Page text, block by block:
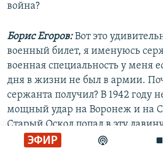
ЭФИР
война?
Борис Егоров:Вот это
военный билет, я именуюсь
военная специальность у меня
дня в жизни не был в армии.
сержанта получил? В 1942 году
мощный удар на Воронеж и на
Старый Оскол попал в эту
года они простояли в